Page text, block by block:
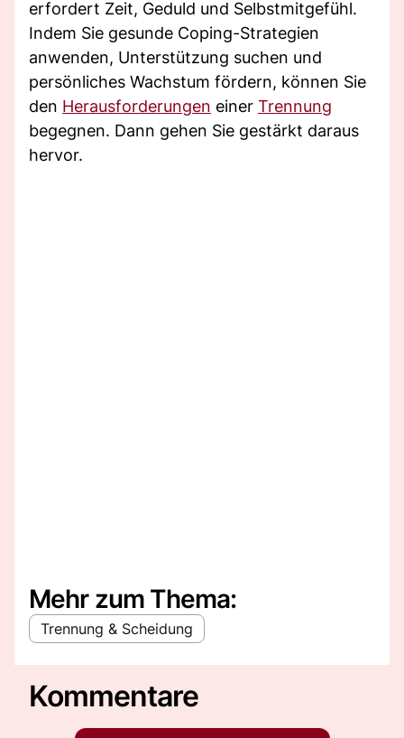
erfordert Zeit, Geduld und Selbstmitgefühl.
Indem Sie gesunde Coping-Strategien
anwenden, Unterstützung suchen und
persönliches Wachstum fördern, können Sie
den Herausforderungen einer Trennung
begegnen. Dann gehen Sie gestärkt daraus
hervor.
Mehr zum Thema:
Trennung & Scheidung
Kommentare